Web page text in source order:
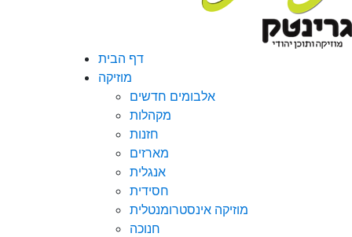
דף הבית
מוזיקה
אלבומים חדשים
מקהלות
חזנות
מארזים
אנגלית
חסידית
מוזיקה אינסטרומנטלית
חנוכה